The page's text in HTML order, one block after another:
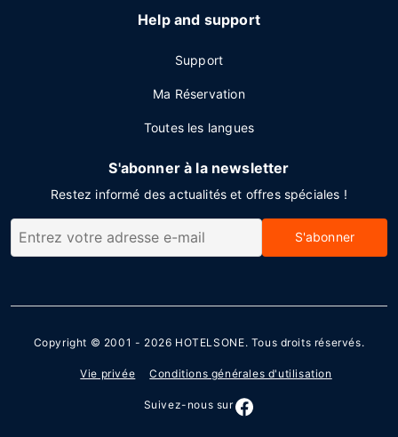
Help and support
Support
Ma Réservation
Toutes les langues
S'abonner à la newsletter
Restez informé des actualités et offres spéciales !
S'abonner
Copyright © 2001 - 2026 HOTELSONE. Tous droits réservés.
Vie privée Conditions générales d'utilisation
Suivez-nous sur